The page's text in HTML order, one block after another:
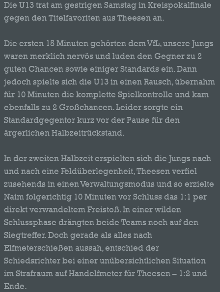
Die U13 trat am gestrigen Samstag in Kreispokalfinale
gegen den Titelfavoriten aus Theesen an.
Die ersten 15 Minuten gehörten dem VfL, unsere Jungs
waren merklich nervös und luden den Gegner zu 2
guten Chancen sowie einiger Standards ein. Dann
jedoch spielte sich die U13 in einen Rausch, übernahm
für 10 Minuten die komplette Spielkontrolle und kam
ebenfalls zu 2 Großchancen. Leider sorgte ein
Standardgegentor kurz vor der Pause für den
ärgerlichen Halbzeitrückstand.
In der zweiten Halbzeit erspielten sich die Jungs nach
und nach eine Feldüberlegenheit, Theesen verfiel
zusehends in einen Verwaltungsmodus und so erzielte
Naim folgerichtig 10 Minuten vor Schluss das 1:1 per
direkt verwandeltem Freistoß. In einer wilden
Schlussphase drängten beide Teams noch auf den
Siegtreffer. Doch gerade als alles nach
Elfmeterschießen aussah, entschied der
Schiedsrichter bei einer unübersichtlichen Situation
im Strafraum auf Handelfmeter für Theesen – 1:2 und
Ende.